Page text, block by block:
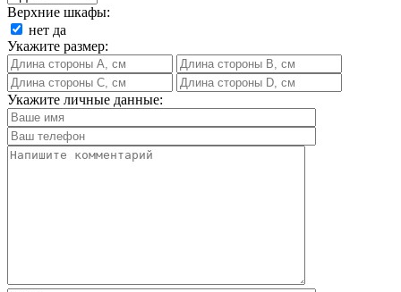
Верхние шкафы:
нет да
Укажите размер:
Укажите личные данные: